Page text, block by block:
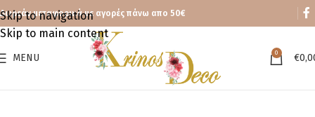
Skip to navigation
Skip to main content
Δωρεάν μεταφορικά με αγορές πάνω απο 50€
MENU 0 €